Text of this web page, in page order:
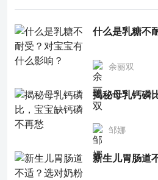
余丽双
揭秘母乳钙磷
邹娜
新生儿胃肠道